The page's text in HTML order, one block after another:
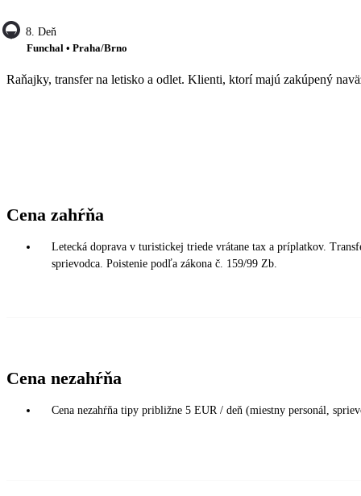
8. Deň
Funchal • Praha/Brno
Raňajky, transfer na letisko a odlet. Klienti, ktorí majú zakúpený
Cena zahŕňa
Letecká doprava v turistickej triede vrátane tax a príplatkov.
sprievodca. Poistenie podľa zákona č. 159/99 Zb.
Cena nezahŕňa
Cena nezahŕňa tipy približne 5 EUR / deň (miestny personál,